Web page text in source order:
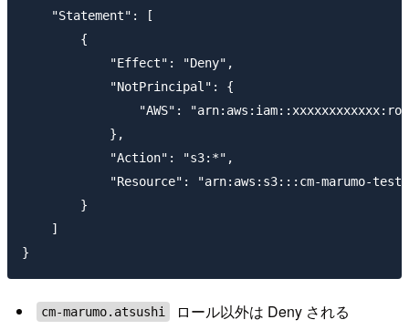
    "Statement": [
        {
            "Effect": "Deny",
            "NotPrincipal": {
"AWS":
            },
            "Action": "s3:*",
"Resource": "arn:aws:s3:::cm-marumo-
        }
    ]
cm-marumo.atsushi ロール以外は Deny される